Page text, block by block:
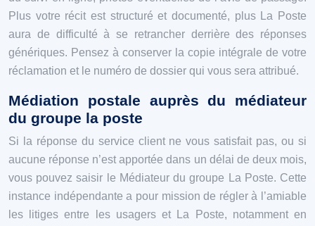
Plus votre récit est structuré et documenté, plus La Poste
aura de difficulté à se retrancher derrière des réponses
génériques. Pensez à conserver la copie intégrale de votre
réclamation et le numéro de dossier qui vous sera attribué.
Médiation postale auprès du médiateur
du groupe la poste
Si la réponse du service client ne vous satisfait pas, ou si
aucune réponse n’est apportée dans un délai de deux mois,
vous pouvez saisir le Médiateur du groupe La Poste. Cette
instance indépendante a pour mission de régler à l’amiable
les litiges entre les usagers et La Poste, notamment en